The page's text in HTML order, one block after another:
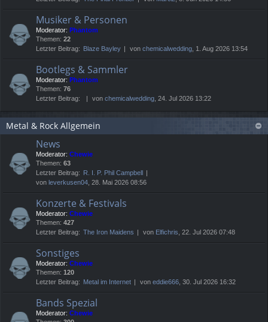
Musiker & Personen
Moderator: Phantom
Themen: 22
Letzter Beitrag: Blaze Bayley von chemicalwedding , 1. Aug 2026 13:54
Bootlegs & Sammler
Moderator: Phantom
Themen: 76
Letzter Beitrag:
von chemicalwedding , 24. Jul 2026 13:22
Metal & Rock Allgemein
News
Moderator: Chewie
Themen: 63
Letzter Beitrag: R. I. P. Phil Campbell
von leverkusen04 , 28. Mai 2026 08:56
Konzerte & Festivals
Moderator: Chewie
Themen: 427
Letzter Beitrag: The Iron Maidens von Elfichris , 22. Jul 2026 07:48
Sonstiges
Moderator: Chewie
Themen: 120
Letzter Beitrag: Metal im Internet von eddie666 , 30. Jul 2026 16:32
Bands Spezial
Moderator: Chewie